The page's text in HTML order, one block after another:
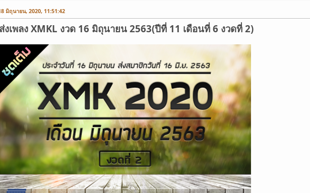
มิถุนายน, 2020, 11:51:42
ส่งเพลง XMKL งวด 16 มิถุนายน 2563(ปีที่ 11 เดือนที่ 6 งวดที่ 2)